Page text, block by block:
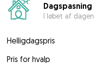
Dagspasning
I løbet af dagen
Helligdagspris
Pris for hvalp